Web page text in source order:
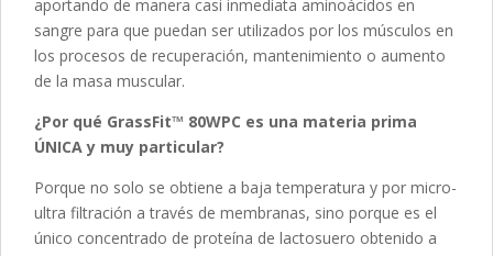
aportando de manera casi inmediata aminoácidos en
sangre para que puedan ser utilizados por los músculos en
los procesos de recuperación, mantenimiento o aumento
de la masa muscular.
¿Por qué GrassFit™ 80WPC es una materia prima
ÚNICA y muy particular?
Porque no solo se obtiene a baja temperatura y por micro-
ultra filtración a través de membranas, sino porque es el
único concentrado de proteína de lactosuero obtenido a